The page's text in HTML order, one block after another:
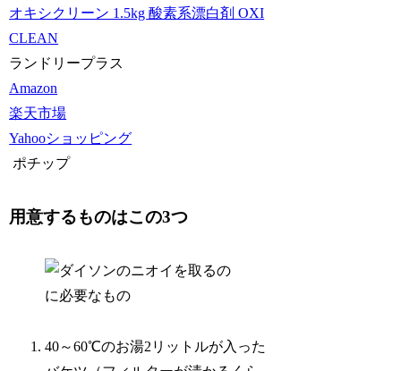
オキシクリーン 1.5kg 酸素系漂白剤 OXI
CLEAN
ランドリープラス
Amazon
楽天市場
Yahooショッピング
ポチップ
用意するものはこの3つ
40～60℃のお湯2リットルが入った